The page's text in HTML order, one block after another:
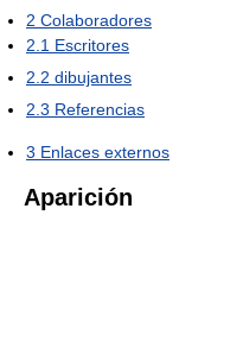
2 Colaboradores
2.1 Escritores
2.2 dibujantes
2.3 Referencias
3 Enlaces externos
Aparición